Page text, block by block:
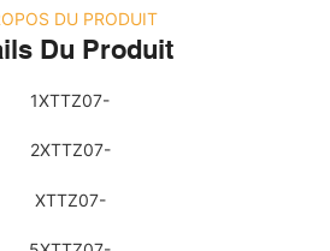
DU PRODUIT
Du Produit